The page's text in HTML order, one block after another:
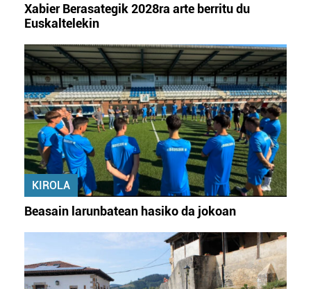
Xabier Berasategik 2028ra arte berritu du
Euskaltelekin
KIROLA
Beasain larunbatean hasiko da jokoan